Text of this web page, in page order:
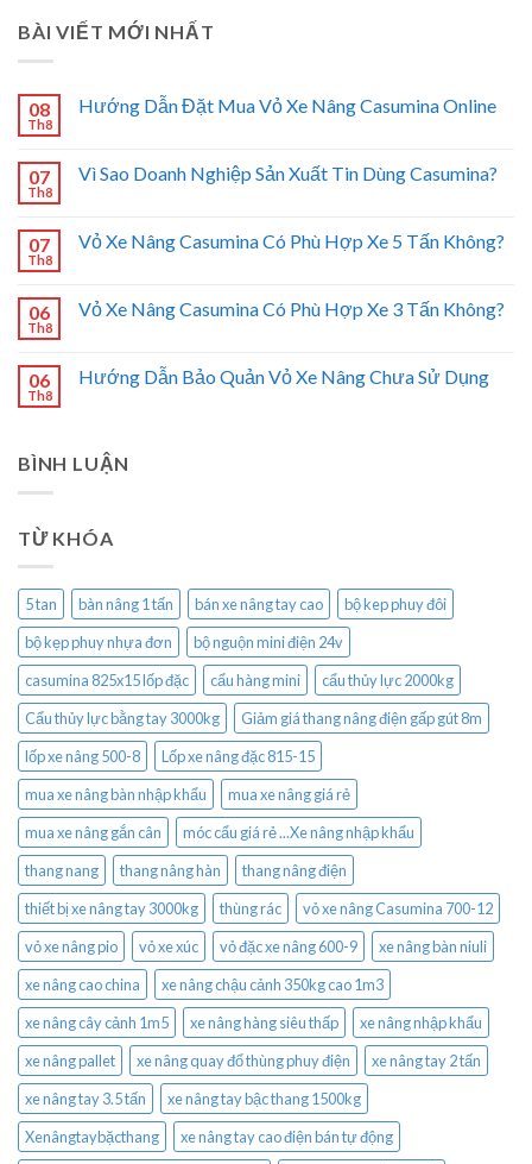
BÀI VIẾT MỚI NHẤT
08
Th8
Hướng Dẫn Đặt Mua Vỏ Xe Nâng Casumina Online
07
Th8
Vì Sao Doanh Nghiệp Sản Xuất Tin Dùng Casumina?
07
Th8
Vỏ Xe Nâng Casumina Có Phù Hợp Xe 5 Tấn Không?
06
Th8
Vỏ Xe Nâng Casumina Có Phù Hợp Xe 3 Tấn Không?
06
Th8
Hướng Dẫn Bảo Quản Vỏ Xe Nâng Chưa Sử Dụng
BÌNH LUẬN
TỪ KHÓA
5 tan bàn nâng 1 tấn bán xe nâng tay cao
bộ kep phuy đôi
bộ kẹp phuy nhựa đơn
bộ nguộn mini điện 24v
casumina 825x15 lốp đặc
cẩu hàng mini
cẩu thủy lực 2000kg
Cẩu thủy lực bằng tay 3000kg
Giảm giá thang nâng điện gấp gút 8m
lốp xe nâng 500-8
Lốp xe nâng đặc 815-15
mua xe nâng bàn nhập khẩu
mua xe nâng giá rẻ
mua xe nâng gắn cân
móc cẩu giá rẻ ...Xe nâng nhập khẩu
thang nang
thang nâng hàn
thang nâng điện
thiết bị xe nâng tay 3000kg
thùng rác
vỏ xe nâng Casumina 700-12
vỏ xe nâng pio
vỏ xe xúc vỏ đặc xe nâng 600-9
xe nâng bàn niuli
xe nâng cao china
xe nâng chậu cảnh 350kg cao 1m3
xe nâng cây cảnh 1m5
xe nâng hàng siêu thấp
xe nâng nhập khẩu
xe nâng pallet
xe nâng quay đổ thùng phuy điện
xe nâng tay 2 tấn
xe nâng tay 3.5 tấn
xe nâng tay bậc thang 1500kg
Xenângtaybặcthang
xe nâng tay cao điện bán tự động